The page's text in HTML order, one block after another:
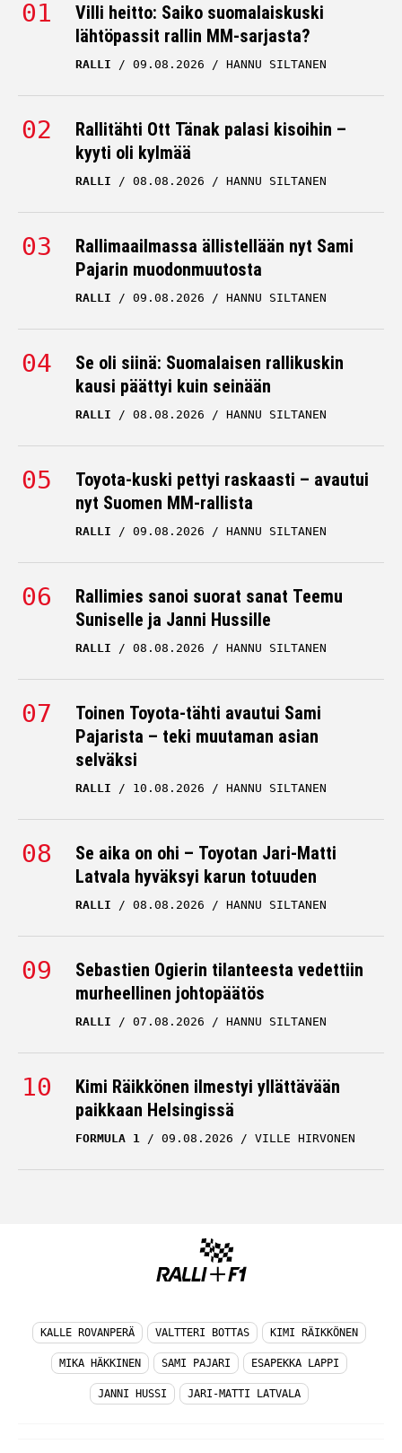
Villi heitto: Saiko suomalaiskuski
lähtöpassit rallin MM-sarjasta?
RALLI 09.08.2026 HANNU SILTANEN
Rallitähti Ott Tänak palasi kisoihin –
kyyti oli kylmää
RALLI 08.08.2026 HANNU SILTANEN
Rallimaailmassa ällistellään nyt Sami
Pajarin muodonmuutosta
RALLI 09.08.2026 HANNU SILTANEN
Se oli siinä: Suomalaisen rallikuskin
kausi päättyi kuin seinään
RALLI 08.08.2026 HANNU SILTANEN
Toyota-kuski pettyi raskaasti – avautui
nyt Suomen MM-rallista
RALLI 09.08.2026 HANNU SILTANEN
Rallimies sanoi suorat sanat Teemu
Suniselle ja Janni Hussille
RALLI 08.08.2026 HANNU SILTANEN
Toinen Toyota-tähti avautui Sami
Pajarista – teki muutaman asian
selväksi
RALLI 10.08.2026 HANNU SILTANEN
Se aika on ohi – Toyotan Jari-Matti
Latvala hyväksyi karun totuuden
RALLI 08.08.2026 HANNU SILTANEN
Sebastien Ogierin tilanteesta vedettiin
murheellinen johtopäätös
RALLI 07.08.2026 HANNU SILTANEN
Kimi Räikkönen ilmestyi yllättävään
paikkaan Helsingissä
FORMULA 1 09.08.2026 VILLE HIRVONEN
KALLE ROVANPERÄ VALTTERI BOTTAS KIMI RÄIKKÖNEN
MIKA HÄKKINEN SAMI PAJARI ESAPEKKA LAPPI
JANNI HUSSI JARI-MATTI LATVALA